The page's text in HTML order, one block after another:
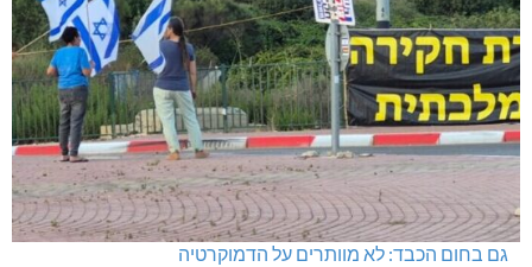
גם בחום הכבד: לא מוותרים על הדמוקרטיה